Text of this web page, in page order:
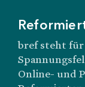
bref steht für
Online- und